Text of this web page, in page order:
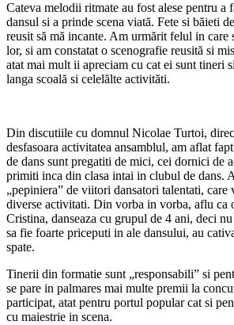
Cateva melodii ritmate au fost alese pentru a
dansul si a prinde scena viată. Fete si băieti
reusit să mă incante. Am urmărit felul in care
lor, si am constatat o scenografie reusită si
atat mai mult ii apreciam cu cat ei sunt tineri
langa scoală si celelălte activităti.
Din discutiile cu domnul Nicolae Turtoi,
desfasoara activitatea ansamblul, am aflat
de dans sunt pregatiti de mici, cei dornici de
primiti inca din clasa intai in clubul de dans.
„pepiniera” de viitori dansatori talentati, care
diverse activitati. Din vorba in vorba, aflu ca
Cristina, danseaza cu grupul de 4 ani, deci
sa fie foarte priceputi in ale dansului, au
spate.
Tinerii din formatie sunt „responsabili” si
se pare in palmares mai multe premii la
participat, atat pentru portul popular cat si
cu maiestrie in scena.